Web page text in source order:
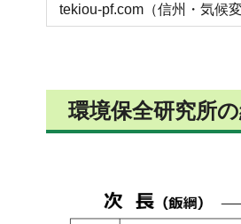
tekiou-pf.com（信州・気候
環境保全研究所